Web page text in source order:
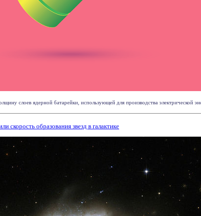
слоев ядерной батарейки, использующей для производства электрической
скорость образования звезд в галактике